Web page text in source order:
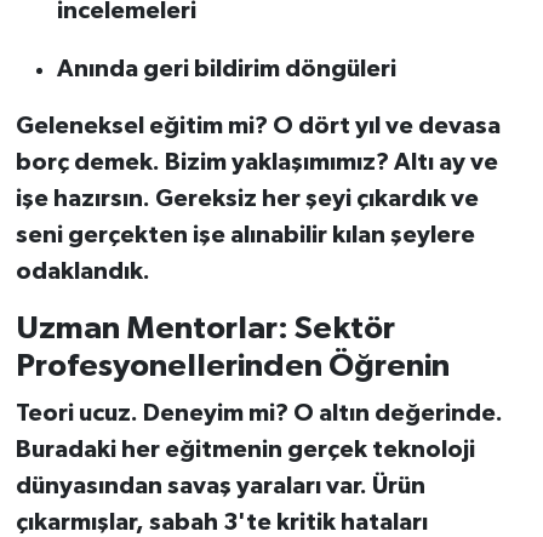
incelemeleri
Anında geri bildirim döngüleri
Geleneksel eğitim mi? O dört yıl ve devasa
borç demek. Bizim yaklaşımımız? Altı ay ve
işe hazırsın. Gereksiz her şeyi çıkardık ve
seni gerçekten işe alınabilir kılan şeylere
odaklandık.
Uzman Mentorlar: Sektör
Profesyonellerinden Öğrenin
Teori ucuz. Deneyim mi? O altın değerinde.
Buradaki her eğitmenin gerçek teknoloji
dünyasından savaş yaraları var. Ürün
çıkarmışlar, sabah 3'te kritik hataları